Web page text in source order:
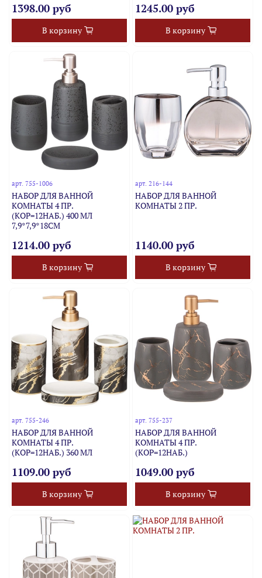
1398.00 руб
В корзину
1245.00 руб
В корзину
арт.755-1006
НАБОР ДЛЯ ВАННОЙ
КОМНАТЫ 4 ПР.
(КОР=12НАБ.) 400 МЛ
7,9*7,9*18СМ
1214.00 руб
В корзину
арт. 216-144
НАБОР ДЛЯ ВАННОЙ
КОМНАТЫ 2 ПР.
1140.00 руб
В корзину
арт.755-246
НАБОР ДЛЯ ВАННОЙ
КОМНАТЫ 4 ПР.
(КОР=12НАБ.) 360 МЛ
1109.00 руб
В корзину
арт. 755-237
НАБОР ДЛЯ ВАННОЙ
КОМНАТЫ 4 ПР.
(КОР=12НАБ.)
1049.00 руб
В корзину